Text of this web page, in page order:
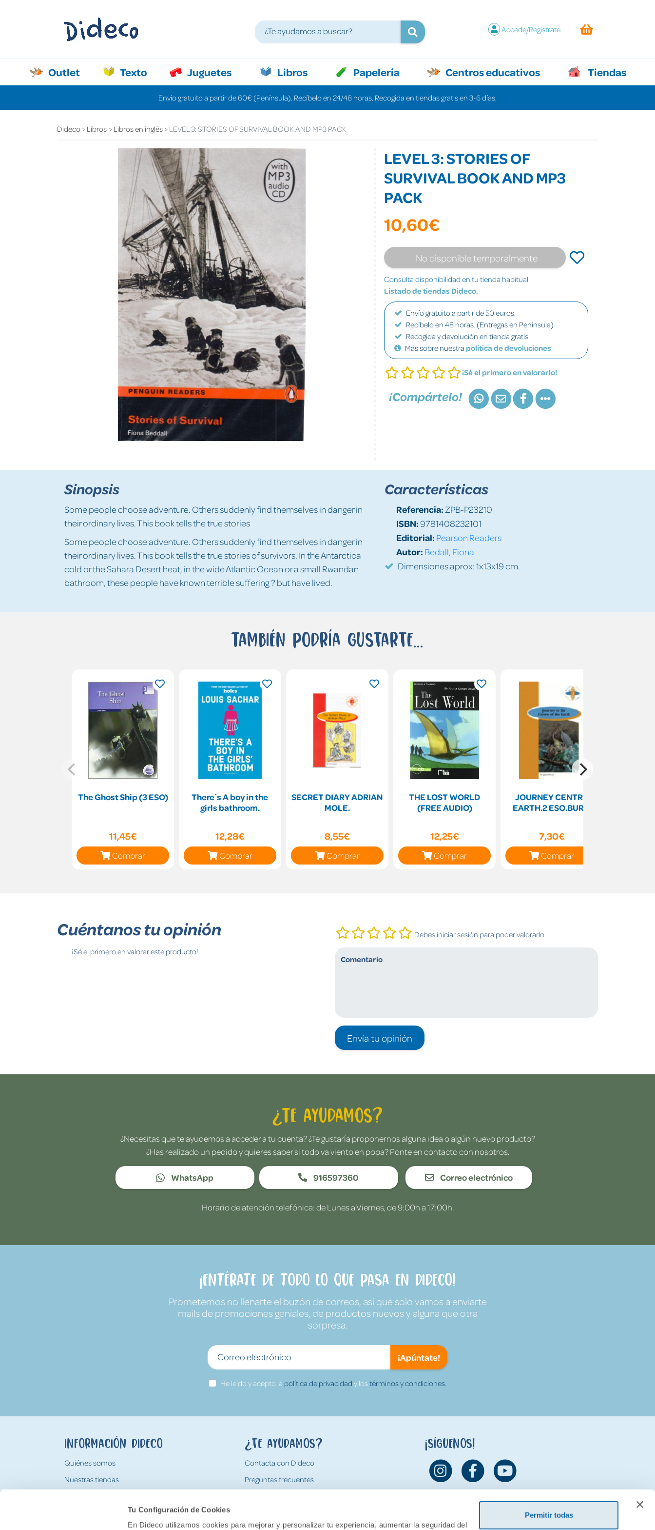
Tu Configuración de Cookies
En Dideco utilizamos cookies para mejorar y personalizar tu experiencia, aumentar la seguridad del
Permitir todas
Accede/Regístrate
Outlet Texto Juguetes Libros Papelería Centros educativos Tiendas
Envío gratuito a partir de 60€ (Península). Recíbelo en 24/48 horas. Recogida en tiendas gratis en 3-6 días.
Dideco Libros Libros en inglés LEVEL 3: STORIES OF SURVIVAL BOOK AND MP3 PACK
LEVEL 3: STORIES OF
SURVIVAL BOOK AND MP3
PACK
10,60€
No disponible temporalmente
Consulta disponibilidad en tu tienda habitual.
Listado de tiendas Dideco.
Envío gratuito a partir de 50 euros.
Recíbelo en 48 horas. (Entregas en Península)
Recogida y devolución en tienda gratis.
Más sobre nuestra política de devoluciones
¡Sé el primero en valorarlo!
¡Compártelo!
Sinopsis
Some people choose adventure. Others suddenly find themselves in danger in
their ordinary lives. This book tells the true stories
Some people choose adventure. Others suddenly find themselves in danger in
their ordinary lives. This book tells the true stories of survivors. In the Antarctica
cold or the Sahara Desert heat, in the wide Atlantic Ocean or a small Rwandan
bathroom, these people have known terrible suffering ? but have lived.
Características
Referencia: ZPB-P23210
ISBN:9781408232101
Editorial: Pearson Readers
Autor: Bedall, Fiona
Dimensiones aprox: 1x13x19 cm.
También podría gustarte...
The Ghost Ship (3 ESO)
11,45€
Comprar
There´s A boy in the
girls bathroom.
12,28€
Comprar
SECRET DIARY ADRIAN
MOLE.
8,55€
Comprar
THE LOST WORLD
(FREE AUDIO)
12,25€
Comprar
JOURNEY CENTRE
EARTH.2 ESO.BURLI
7,30€
Comprar
Cuéntanos tu opinión
¡Sé el primero en valorar este producto!
Debes iniciar sesión para poder valorarlo
Envía tu opinión
¿Te ayudamos?
¿Necesitas que te ayudemos a acceder a tu cuenta? ¿Te gustaría proponernos alguna idea o algún nuevo producto?
¿Has realizado un pedido y quieres saber si todo va viento en popa? Ponte en contacto con nosotros.
WhatsApp 916597360 Correo electrónico
Horario de atención telefónica: de Lunes a Viernes, de 9:00h a 17:00h.
¡Entérate de todo lo que pasa en Dideco!
Prometemos no llenarte el buzón de correos, así que solo vamos a enviarte
mails de promociones geniales, de productos nuevos y alguna que otra
sorpresa.
¡Apúntate!
He leído y acepto la política de privacidad y lostérminos y condiciones.
Información Dideco
Quiénes somos
Nuestras tiendas
Tarjeta Regalo Dideco
¿Te ayudamos?
Contacta con Dideco
Preguntas frecuentes
¡Síguenos!